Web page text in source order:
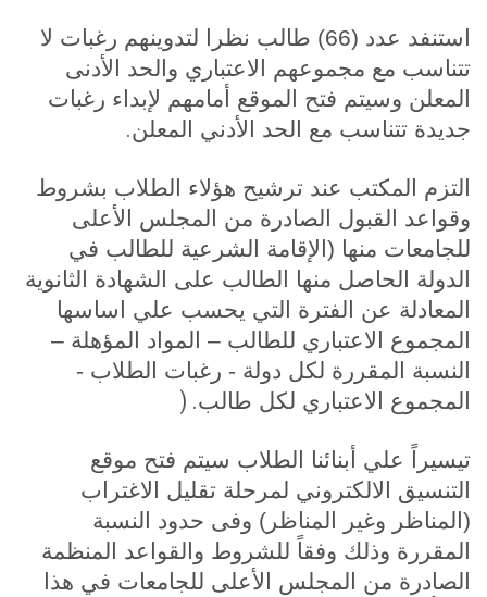
استنفد عدد (66) طالب نظرا لتدوينهم رغبات لا
تتناسب مع مجموعهم الاعتباري والحد الأدنى
المعلن وسيتم فتح الموقع أمامهم لإبداء رغبات
جديدة تتناسب مع الحد الأدني المعلن.
التزم المكتب عند ترشيح هؤلاء الطلاب بشروط
وقواعد القبول الصادرة من المجلس الأعلى
للجامعات منها (الإقامة الشرعية للطالب في
الدولة الحاصل منها الطالب على الشهادة الثانوية
المعادلة عن الفترة التي يحسب علي اساسها
المجموع الاعتباري للطالب – المواد المؤهلة –
النسبة المقررة لكل دولة - رغبات الطلاب -
المجموع الاعتباري لكل طالب) .
تيسيراً علي أبنائنا الطلاب سيتم فتح موقع
التنسيق الالكتروني لمرحلة تقليل الاغتراب
(المناظر وغير المناظر) وفى حدود النسبة
المقررة وذلك وفقاً للشروط والقواعد المنظمة
الصادرة من المجلس الأعلى للجامعات في هذا